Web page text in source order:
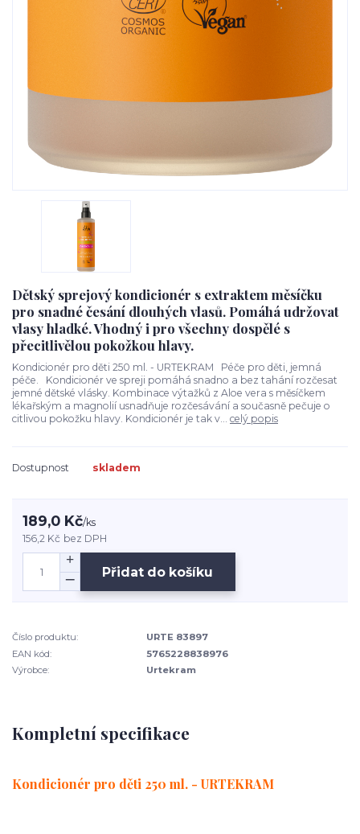
Dětský sprejový kondicionér s extraktem měsíčku
pro snadné česání dlouhých vlasů. Pomáhá udržovat
vlasy hladké. Vhodný i pro všechny dospělé s
přecitlivělou pokožkou hlavy.
Kondicionér pro děti 250 ml. - URTEKRAM Péče pro děti, jemná
péče. Kondicionér ve spreji pomáhá snadno a bez tahání rozčesat
jemné dětské vlásky. Kombinace výtažků z Aloe vera s měsíčkem
lékařským a magnolií usnadňuje rozčesávání a současně pečuje o
citlivou pokožku hlavy. Kondicionér je tak v... celý popis
Dostupnost skladem
189,0 Kč/ks
156,2 Kč bez DPH
Přidat do košíku
Číslo produktu:
URTE 83897
EAN kód:
5765228838976
Výrobce:
Urtekram
Kompletní specifikace
Kondicionér pro děti 250 ml. - URTEKRAM